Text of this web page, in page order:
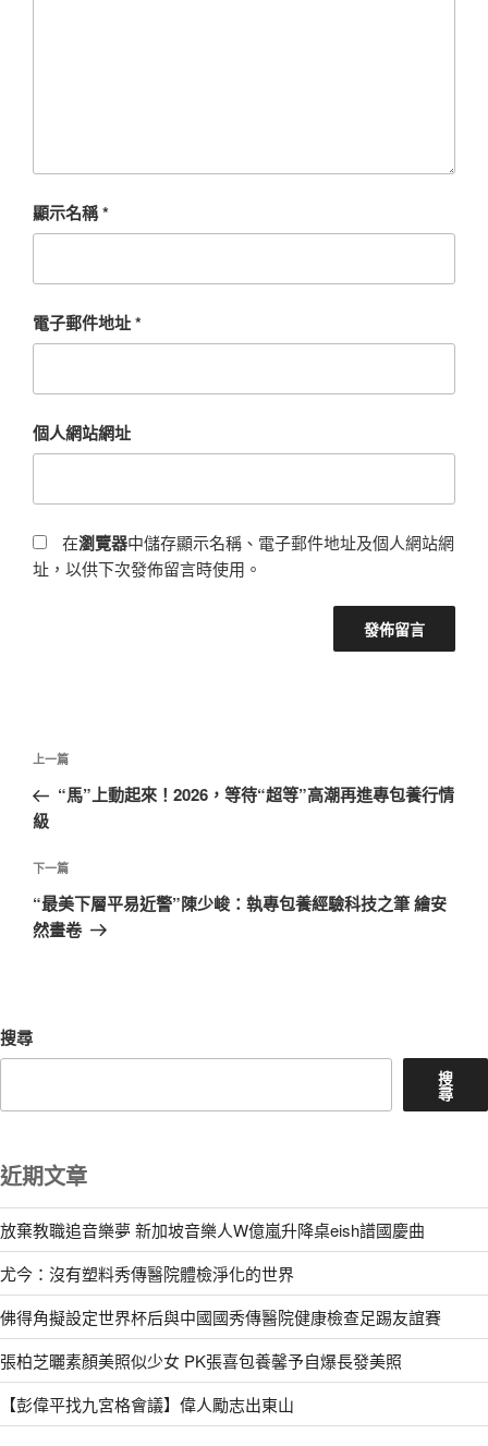
顯示名稱*
電子郵件地址*
個人網站網址
在瀏覽器中儲存顯示名稱、電子郵件地址及個人網站網
址，以供下次發佈留言時使用。
文
導
覽
上
一
篇
章
上一篇
“馬”上動起來！2026，等待“超等”高潮再進專包養行情
級
下
一
篇
下一篇
“最美下層平易近警”陳少峻：執專包養經驗科技之筆 繪安
然畫卷
搜尋
搜
尋
近期文章
放棄教職追音樂夢 新加坡音樂人W億嵐升降桌eish譜國慶曲
尤今：沒有塑料秀傳醫院體檢淨化的世界
佛得角擬設定世界杯后與中國國秀傳醫院健康檢查足踢友誼賽
張柏芝曬素顏美照似少女 PK張喜包養馨予自爆長發美照
【彭偉平找九宮格會議】偉人勵志出東山